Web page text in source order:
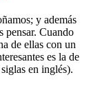
y además
pensar. Cuando
de ellas con un
es la de
en inglés).